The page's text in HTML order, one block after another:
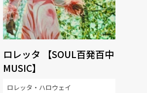
ロレッタ 【SOUL百発百中
MUSIC】
ロレッタ・ハロウェイ